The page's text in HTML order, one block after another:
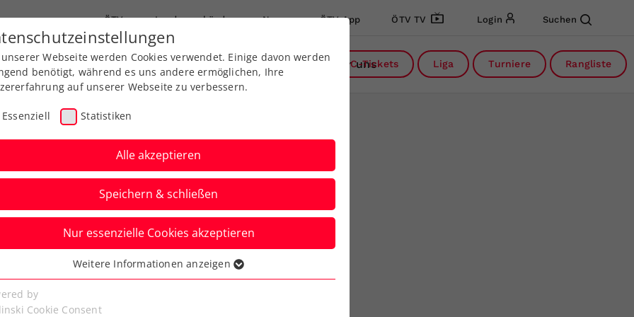
ÖTV Landesverbände News ÖTV App ÖTV TV Login Suchen
Leistungssport Ausbildung Services Über uns
DC-Tickets Liga Turniere Rangliste
LAYJET-OPEN:
1
Webseite werden Cookies verwendet. Einige davon werden
benötigt, während es uns andere ermöglichen, Ihre
auf unserer Webseite zu verbessern.
Essenziell Statistiken
Alle akzeptieren
Speichern & schließen
Nur essenzielle Cookies akzeptieren
Cookies werden für grundlegende Funktionen der
benötigt. Dadurch ist gewährleistet, dass die Webseite
Weitere Informationen anzeigen
by
Cookie Consent